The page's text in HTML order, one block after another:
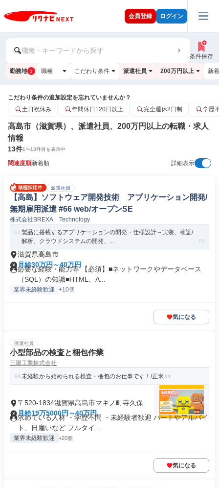
会員登録 ログイン
職種・キーワードから探す
条件保存
勤務地 1 職種 こだわり条件 派遣社員 200万円以上 新
こだわり条件の追加設定を忘れていませんか？
土日祝休み
年間休日120日以上 完全週休2日制 学歴
高島市（滋賀県）、派遣社員、200万円以上の転職・求人
情報
13件1〜13件目を表示中
関連度順新着順 詳細表示
派遣社員
【高島】ソフトウェア開発技術 アプリケーション開発/
無期雇用派遣 #66 web/オープンSE
株式会社BREXA Technology
製品に搭載するアプリケーションの開発・仕様設計～実装、検証/
解析、クラウドシステムの開発、...
滋賀県高島市
月給30万円～40万円
必要な経験・能力等 【必須】■ネットワークやデータベース
（SQL）の知識■HTML、A...
業界未経験歓迎 +10個
気になる
派遣社員
小型部品の検査と梱包作業
三陽工業株式会社
未経験から始められる検査・梱包のお仕事です！/正米
〒520-1834滋賀県高島市マキノ町寺久保
月給19万5000円～40万円
求めている人材 ・学歴不問 ・未経験者歓迎 パートやアルバイ
ト、日雇いなど フルタイ...
業界未経験歓迎 +20個
気になる